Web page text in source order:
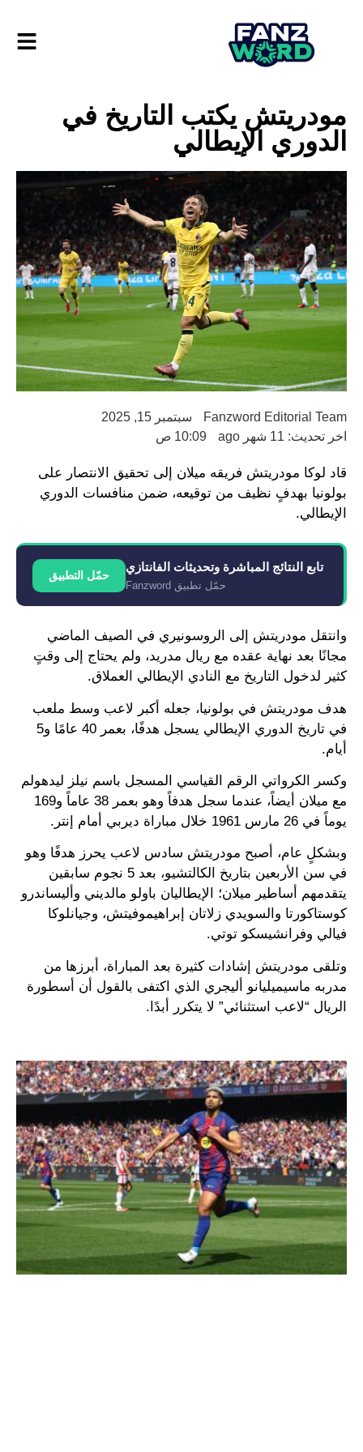
مودريتش يكتب التاريخ في
الدوري الإيطالي
Fanzword Editorial Team
سبتمبر 15, 2025
اخر تحديث: 11 شهر ago
10:09 ص
قاد لوكا مودريتش فريقه ميلان إلى تحقيق الانتصار على
بولونيا بهدفٍ نظيف من توقيعه، ضمن منافسات الدوري
الإيطالي.
تابع النتائج المباشرة وتحديثات الفانتازي
حمّل تطبيق Fanzword
حمّل التطبيق
وانتقل مودريتش إلى الروسونيري في الصيف الماضي
مجانًا بعد نهاية عقده مع ريال مدريد، ولم يحتاج إلى وقتٍ
كثير لدخول التاريخ مع النادي الإيطالي العملاق.
هدف مودريتش في بولونيا، جعله أكبر لاعب وسط ملعب
في تاريخ الدوري الإيطالي يسجل هدفًا، بعمر 40 عامًا و5
أيام.
وكسر الكرواتي الرقم القياسي المسجل باسم نيلز ليدهولم
مع ميلان أيضاً، عندما سجل هدفاً وهو بعمر 38 عاماً و169
يوماً في 26 مارس 1961 خلال مباراة ديربي أمام إنتر.
وبشكلٍ عام، أصبح مودريتش سادس لاعب يحرز هدفًا وهو
في سن الأربعين بتاريخ الكالتشيو، بعد 5 نجوم سابقين
يتقدمهم أساطير ميلان؛ الإيطاليان باولو مالديني وأليساندرو
كوستاكورتا والسويدي زلاتان إبراهيموفيتش، وجيانلوكا
فيالي وفرانشيسكو توتي.
وتلقى مودريتش إشادات كثيرة بعد المباراة، أبرزها من
مدربه ماسيميليانو أليجري الذي اكتفى بالقول أن أسطورة
الريال “لاعب استثنائي” لا يتكرر أبدًا.